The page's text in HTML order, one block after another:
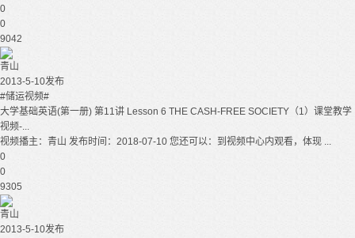
0
0
9042
青山
2013-5-10发布
#储运视频#
大学基础英语(第一册) 第11讲 Lesson 6 THE CASH-FREE SOCIETY（1）课堂教学
视频-...
视频播主：青山 发布时间：2018-07-10 您还可以：到视频中心内观看，体现 ...
0
0
9305
青山
2013-5-10发布